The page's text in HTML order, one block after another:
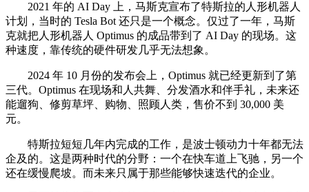
2021 年的 AI Day 上，马斯克宣布了特斯拉的人形机器人
计划，当时的 Tesla Bot 还只是一个概念。仅过了一年，马斯
克就把人形机器人 Optimus 的成品带到了 AI Day 的现场。这
种速度，靠传统的硬件研发几乎无法想象。
2024 年 10 月份的发布会上，Optimus 就已经更新到了第
三代。Optimus 在现场和人共舞、分发酒水和伴手礼，未来还
能遛狗、修剪草坪、购物、照顾人类，售价不到 30,000 美
元。
特斯拉短短几年内完成的工作，是波士顿动力十年都无法
企及的。这是两种时代的分野：一个在快车道上飞驰，另一个
还在缓慢爬坡。而未来只属于那些能够快速迭代的企业。